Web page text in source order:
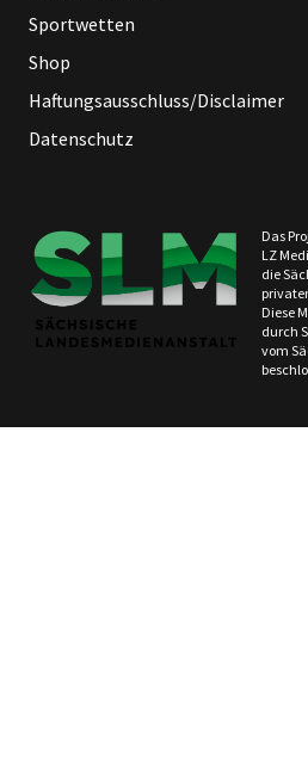
Sportwetten
Shop
Haftungsausschluss/Disclaimer
Datenschutz
Das
LZ
die
Diese
durch
vom